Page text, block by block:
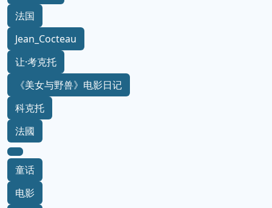
法国
Jean_Cocteau
让·考克托
《美女与野兽》电影日记
科克托
法國
童话
电影